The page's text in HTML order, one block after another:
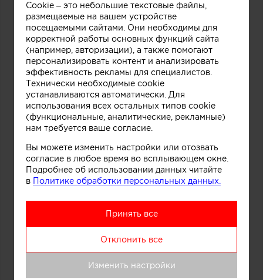
Cookie – это небольшие текстовые файлы,
размещаемые на вашем устройстве
посещаемыми сайтами. Они необходимы для
корректной работы основных функций сайта
(например, авторизации), а также помогают
персонализировать контент и анализировать
эффективность рекламы для специалистов.
Технически необходимые cookie
устанавливаются автоматически. Для
использования всех остальных типов cookie
(функциональные, аналитические, рекламные)
нам требуется ваше согласие.
Вы можете изменить настройки или отозвать
согласие в любое время во всплывающем окне.
Подробнее об использовании данных читайте
в Политике обработки персональных данных.
Принять все
Отклонить все
Изменить настройки